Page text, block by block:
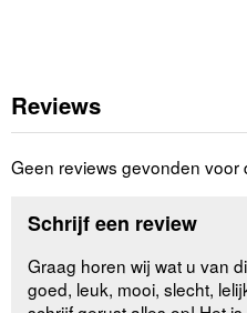
Reviews
Geen reviews gevonden voor
Schrijf een review
Graag horen wij wat u van
goed, leuk, mooi, slecht,